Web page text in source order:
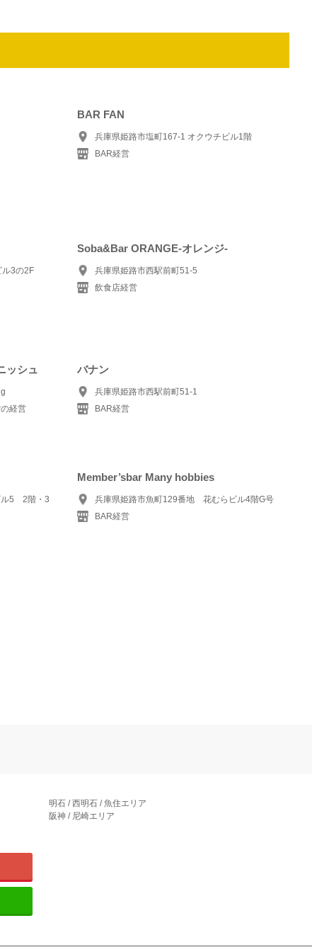
BAR FAN
兵庫県姫路市塩町167-1 オクウチビル1階
BAR経営
3の2F
Soba&Bar ORANGE-オレンジ-
兵庫県姫路市西駅前町51-5
飲食店経営
ッシュ
経営
バナン
兵庫県姫路市西駅前町51-1
BAR経営
ル5 2階・3
Member’sbar Many hobbies
兵庫県姫路市魚町129番地 花むらビル4階G号
BAR経営
明石 / 西明石 / 魚住エリア
阪神 / 尼崎エリア